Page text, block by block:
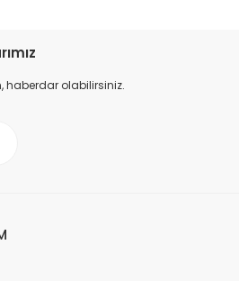
haberdar olabilirsiniz.